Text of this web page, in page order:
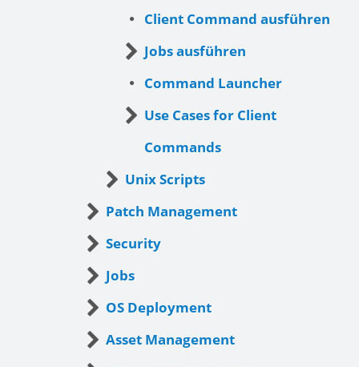
Client Command ausführen
Jobs ausführen
Command Launcher
Use Cases for Client
Commands
Unix Scripts
Patch Management
Security
Jobs
OS Deployment
Asset Management